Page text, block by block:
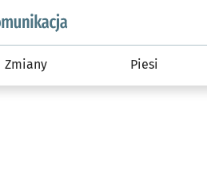
wroclaw.pl podserwis: Komunikacja
Zmiany Piesi